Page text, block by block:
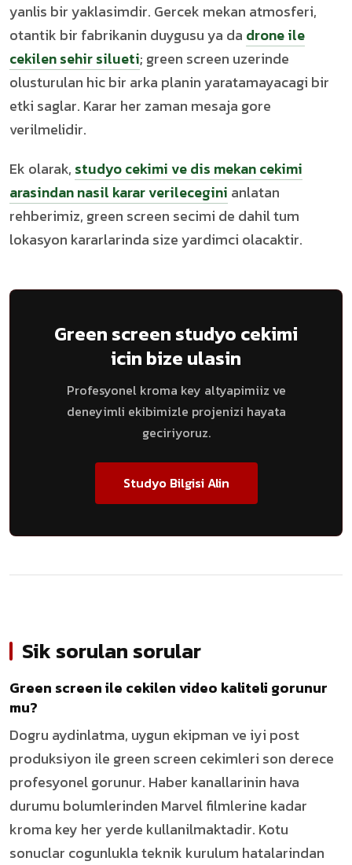
yanlis bir yaklasimdir. Gercek mekan atmosferi,
otantik bir fabrikanin duygusu ya da drone ile
cekilen sehir silueti; green screen uzerinde
olusturulan hic bir arka planin yaratamayacagi bir
etki saglar. Karar her zaman mesaja gore
verilmelidir.
Ek olarak, studyo cekimi ve dis mekan cekimi
arasindan nasil karar verilecegini anlatan
rehberimiz, green screen secimi de dahil tum
lokasyon kararlarinda size yardimci olacaktir.
Green screen studyo cekimi
icin bize ulasin
Profesyonel kroma key altyapimiiz ve
deneyimli ekibimizle projenizi hayata
geciriyoruz.
Studyo Bilgisi Alin
Sik sorulan sorular
Green screen ile cekilen video kaliteli gorunur
mu?
Dogru aydinlatma, uygun ekipman ve iyi post
produksiyon ile green screen cekimleri son derece
profesyonel gorunur. Haber kanallarinin hava
durumu bolumlerinden Marvel filmlerine kadar
kroma key her yerde kullanilmaktadir. Kotu
sonuclar cogunlukla teknik kurulum hatalarindan